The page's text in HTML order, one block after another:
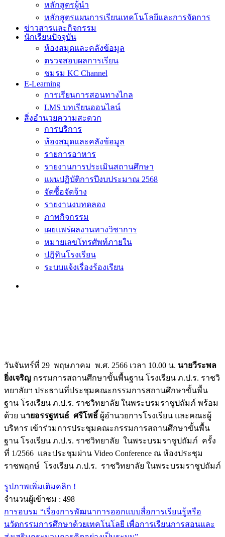
หลักสูตรผู้นำ
หลักสูตรแผนการเรียนเทคโนโลยีและการจัดการ
ข่าวสารและกิจกรรม
นักเรียนปัจจุบัน
ห้องสมุดและคลังข้อมูล
ตรวจสอบผลการเรียน
ชมรม KC Channel
E-Learning
การเรียนการสอนทางไกล
LMS บทเรียนออนไลน์
สิ่งอำนวยความสะดวก
การบริการ
ห้องสมุดและคลังข้อมูล
รายการอาหาร
รายงานการประเมินสถานศึกษา
แผนปฏิบัติการปีงบประมาณ 2568
จัดซื้อจัดจ้าง
รายงานงบทดลอง
ภาพกิจกรรม
เผยแพร่ผลงานทางวิชาการ
หมายเลขโทรศัพท์ภายใน
ปฎิทินโรงเรียน
ระบบแจ้งเรื่องร้องเรียน
วันจันทร์ที่ 29 พฤษภาคม พ.ศ. 2566 เวลา 10.00 น. นายวีระพล
ยิ่งเจริญ กรรมการสถานศึกษาขั้นพื้นฐาน โรงเรียน ภ.ป.ร. ราชวิ
ทยาลัยฯ ประธานที่ประชุมคณะกรรมการสถานศึกษาขั้นพื้น
ฐาน โรงเรียน ภ.ป.ร. ราชวิทยาลัย ในพระบรมราชูปถัมภ์ พร้อม
ด้วย นายอรรฐพนธ์ ศรีโพธิ์ ผู้อำนวยการโรงเรียน และคณะผู้
บริหาร เข้าร่วมการประชุมคณะกรรมการสถานศึกษาขั้นพื้น
ฐาน โรงเรียน ภ.ป.ร. ราชวิทยาลัย ในพระบรมราชูปถัมภ์ ครั้ง
ที่ 1/2566 และประชุมผ่าน Video Conference ณ ห้องประชุม
ราชพฤกษ์ โรงเรียน ภ.ป.ร. ราชวิทยาลัย ในพระบรมราชูปถัมภ์
รูปภาพเพิ่มเติมคลิก !
จำนวนผู้เข้าชม : 498
การอบรม “เรื่องการพัฒนาการออกแบบสื่อการเรียนรู้หรือ
นวัตกรรมการศึกษาด้วยเทคโนโลยี เพื่อการเรียนการสอนและ